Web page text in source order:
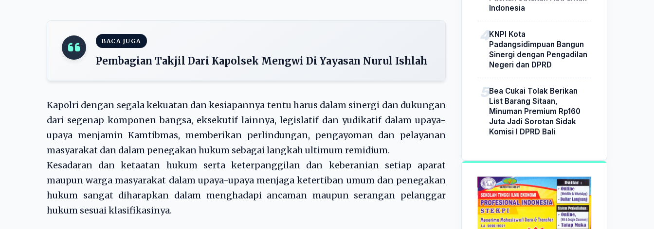
BACA JUGA
Pembagian Takjil Dari Kapolsek Mengwi Di Yayasan Nurul Ishlah
Kapolri dengan segala kekuatan dan kesiapannya tentu harus dalam sinergi dan dukungan
dari segenap komponen bangsa, eksekutif lainnya, legislatif dan yudikatif dalam upaya-
upaya menjamin Kamtibmas, memberikan perlindungan, pengayoman dan pelayanan
masyarakat dan dalam penegakan hukum sebagai langkah ultimum remidium.
Kesadaran dan ketaatan hukum serta keterpanggilan dan keberanian setiap aparat
maupun warga masyarakat dalam upaya-upaya menjaga ketertiban umum dan penegakan
hukum sangat diharapkan dalam menghadapi ancaman maupun serangan pelanggar
hukum sesuai klasifikasinya.
Indonesia
KNPI Kota
Padangsidimpuan Bangun
Sinergi dengan Pengadilan
Negeri dan DPRD
Bea Cukai Tolak Berikan
List Barang Sitaan,
Minuman Premium Rp160
Juta Jadi Sorotan Sidak
Komisi I DPRD Bali